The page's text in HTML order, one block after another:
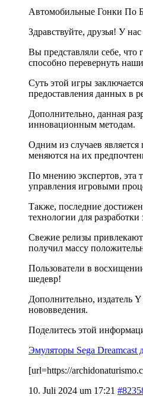
Автомобильные Гонки По
Здравствуйте, друзья! У
Вы представляли себе, что
способно перевернуть
Суть этой игры
предоставления данных в
Дополнительно, данная
инновационным методам.
Одним из случаев
меняются на их
По мнению экспертов, эта
управления игровыми
Также, последние
технологии для
Свежие релизы
получил массу
Пользователи в
шедевр!
Дополнительно, издатель
нововведения.
Поделитесь этой
Эмуляторы Sega Dreamcast
[url=https://
10. Juli 2024 um 17:21